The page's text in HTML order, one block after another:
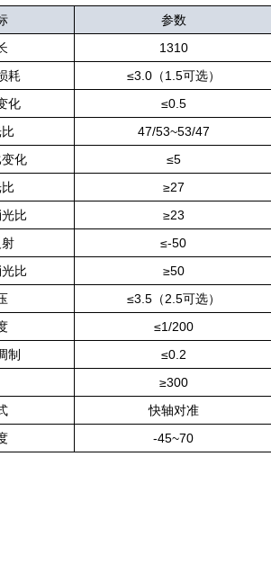
参数
1310
耗
≤3.0（1.5可选）
化
≤0.5
47/53~53/47
化
≤5
≥27
比
≥23
≤-50
比
≥50
≤3.5（2.5可选）
≤1/200
制
≤0.2
≥300
快轴对准
-45~70